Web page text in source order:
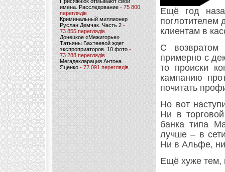
имена. Расследование - 75 800
переглядів
Криминальный миллионер
Руслан Демчак. Часть 2-
73 855 переглядів
Донецкое «Межигорье»
Татьяны Бахтеевой ждет
экспроприаторов. 10 фото -
73 288 переглядів
Мегадекларация Антона
Яценко - 72 091 переглядів
Ещё год
поглотителем
клиентам в
С возвратом
примерно с
то происки
кампанию
почитать
Но вот
Ни в
банка типа
лучше – в
Ни в Альфе, ни
Ещё хуже тем,